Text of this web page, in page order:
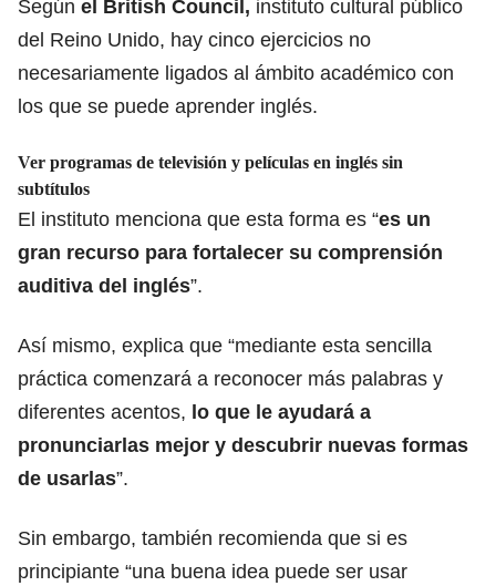
Según el British Council , instituto cultural público
del Reino Unido, hay cinco ejercicios no
necesariamente ligados al ámbito académico con
los que se puede aprender inglés.
Ver programas de televisión y películas en inglés sin
subtítulos
El instituto menciona que esta forma es “es un
gran recurso para fortalecer su comprensión
auditiva del inglés”.
Así mismo, explica que “mediante esta sencilla
práctica comenzará a reconocer más palabras y
diferentes acentos, lo que le ayudará a
pronunciarlas mejor y descubrir nuevas formas
de usarlas”.
Sin embargo, también recomienda que si es
principiante “una buena idea puede ser usar